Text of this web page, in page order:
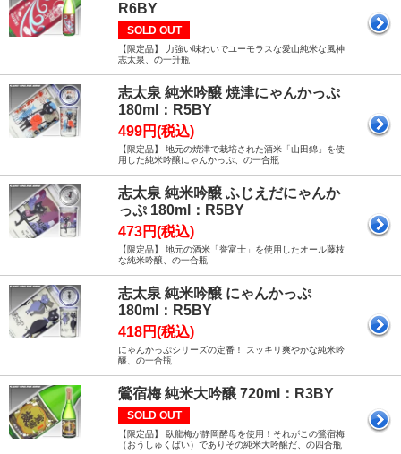
R6BY
SOLD OUT
【限定品】 力強い味わいでユーモラスな愛山純米な風神
志太泉、の一升瓶
志太泉 純米吟醸 焼津にゃんかっぷ
180ml：R5BY
499円(税込)
【限定品】 地元の焼津で栽培された酒米「山田錦」を使
用した純米吟醸にゃんかっぷ、の一合瓶
志太泉 純米吟醸 ふじえだにゃんか
っぷ 180ml：R5BY
473円(税込)
【限定品】 地元の酒米「誉富士」を使用したオール藤枝
な純米吟醸、の一合瓶
志太泉 純米吟醸 にゃんかっぷ
180ml：R5BY
418円(税込)
にゃんかっぷシリーズの定番！ スッキリ爽やかな純米吟
醸、の一合瓶
鶯宿梅 純米大吟醸 720ml：R3BY
SOLD OUT
【限定品】 臥龍梅が静岡酵母を使用！それがこの鶯宿梅
（おうしゅくばい）でありその純米大吟醸だ、の四合瓶